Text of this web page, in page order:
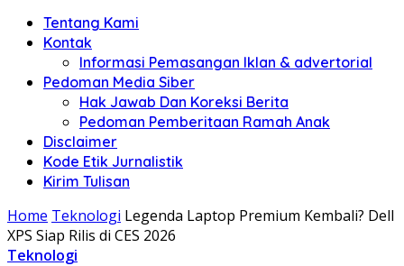
Tentang Kami
Kontak
Informasi Pemasangan Iklan & advertorial
Pedoman Media Siber
Hak Jawab Dan Koreksi Berita
Pedoman Pemberitaan Ramah Anak
Disclaimer
Kode Etik Jurnalistik
Kirim Tulisan
Home Teknologi Legenda Laptop Premium Kembali? Dell
XPS Siap Rilis di CES 2026
Teknologi